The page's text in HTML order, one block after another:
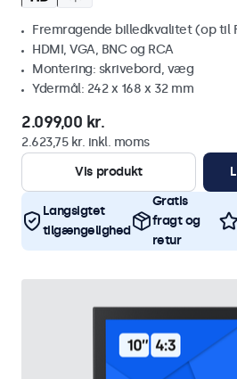
Fremragende billedkvalitet (op til
HDMI, VGA, BNC og RCA
Montering: skrivebord, væg
Ydermål: 242 x 168 x 32 mm
2.099,00 kr.
2.623,75 kr. inkl. moms
Vis produkt
Langsigtet
tilgængelighed
Gratis
fragt og
retur